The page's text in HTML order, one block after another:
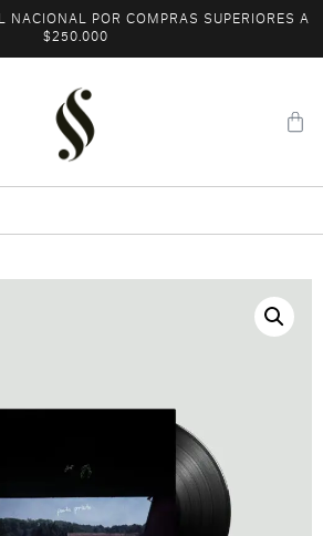
NACIONAL POR COMPRAS SUPERIORES A
$250.000